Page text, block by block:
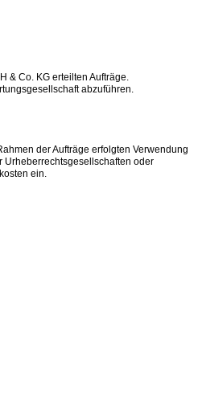
& Co. KG erteilten Aufträge.
abzuführen.
der Aufträge erfolgten Verwendung
oder
ein.